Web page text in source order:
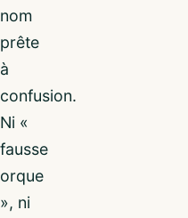
nom
prête
à
confusion.
Ni «
fausse
orque
», ni